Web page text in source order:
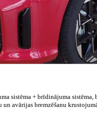
sistēma + brīdinājuma
un avārijas bremzēšanu